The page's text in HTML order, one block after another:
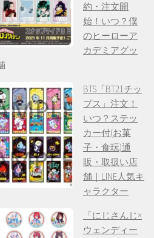
約・注文開
始！いつ？僕
のヒーローア
カデミアグッ
BTS「BT21チッ
プス」注文！
いつ？ステッ
カー付(お菓
子・食玩)通
販・取扱い店
舗｜LINE人気キ
ャラクター
「にじさんじ×
ウェンディー